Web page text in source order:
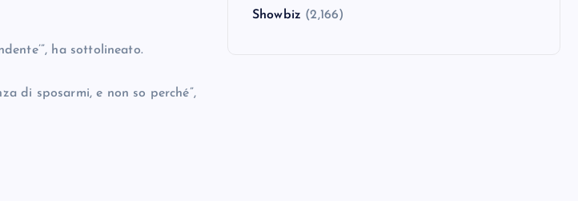
ha sottolineato.
di sposarmi, e non so perché”,
Showbiz (2,166)